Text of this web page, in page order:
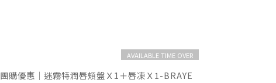
AVAILABLE TIME OVER
團購優惠｜迷霧特潤唇頰盤Ｘ1＋唇凍Ｘ1-BRAYE